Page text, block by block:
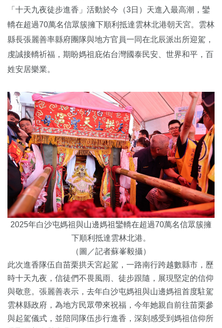
「十天九夜徒步進香」活動於今（3日）天進入最高潮，鑾
轎在超過70萬名信眾簇擁下順利抵達雲林北港朝天宮。雲林
縣長張麗善率縣府團隊與地方官員一同在北辰派出所迎駕，
虔誠接轎祈福，期盼媽祖庇佑台灣國泰民安、世界和平，百
姓安居樂業。
2025年白沙屯媽祖與山邊媽祖鑾轎在超過70萬名信眾簇擁
下順利抵達雲林北港。
（圖／記者蘇峯毅攝）
此次進香隊伍自苗栗拱天宮起駕，一路南行跨越數縣市，歷
時十天九夜，信徒們不畏風雨、徒步跟隨，展現堅定的信仰
與敬意。張麗善表示，去年白沙屯媽祖與山邊媽祖首度駐駕
雲林縣政府，為地方民眾帶來祝福，今年她親自前往苗栗參
與起駕儀式，並陪同隊伍步行進香，深刻感受到媽祖信仰所